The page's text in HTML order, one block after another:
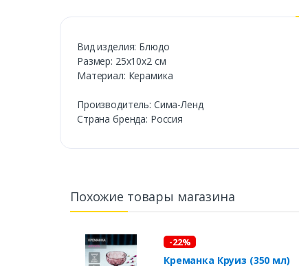
Вид изделия: Блюдо
Размер: 25х10х2 см
Материал: Керамика
Производитель: Сима-Ленд
Страна бренда: Россия
Похожие товары магазина
-22%
Креманка Круиз (350 мл)